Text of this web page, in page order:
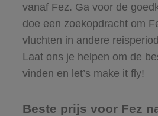
vanaf Fez. Ga voor de
doe een zoekopdracht om
vluchten in andere
Laat ons je helpen om de
vinden en let’s make it fly!
Beste prijs voor Fez